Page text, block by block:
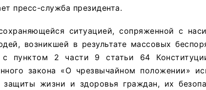
пресс-служба президента.
ситуацией, сопряженной с
возникшей в результате массовых
с пунктом 2 части 9 статьи 64
закона «О чрезвычайном положении»
защиты жизни и здоровья граждан, их